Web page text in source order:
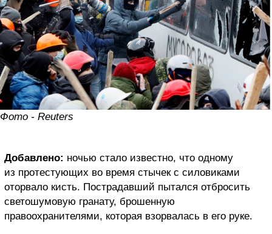
Фото - Reuters
Добавлено: ночью стало известно, что одному
из протестующих во время стычек с силовиками
оторвало кисть. Пострадавший пытался отбросить
светошумовую гранату, брошенную
правоохранителями, которая взорвалась в его руке.